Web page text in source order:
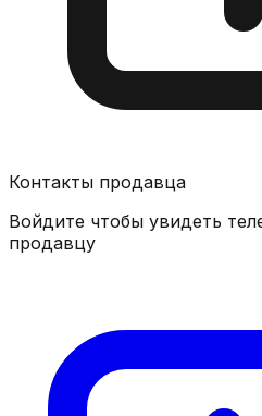
Контакты продавца
Войдите чтобы увидеть
продавцу